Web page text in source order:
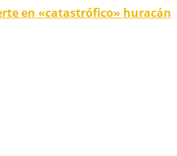
en «catastrófico» huracán